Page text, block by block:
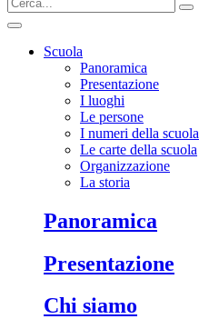
Scuola
Panoramica
Presentazione
I luoghi
Le persone
I numeri della scuola
Le carte della scuola
Organizzazione
La storia
Panoramica
Presentazione
Chi siamo